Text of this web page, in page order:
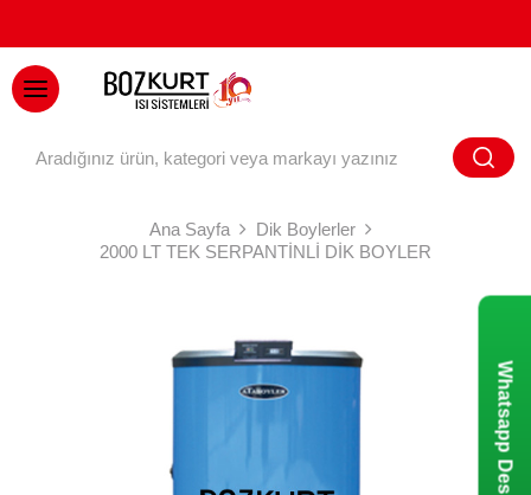
Ana Sayfa
Dik Boylerler
2000 LT TEK SERPANTİNLİ DİK BOYLER
Whatsapp Destek